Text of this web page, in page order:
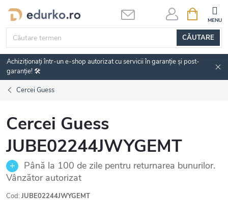
Treci
conținut
CĂUTARE
DE
Achiziționați într-un e-shop autorizat cu servicii în garanție și post-
garanție! 🛠️
Cercei Guess
Cercei Guess
JUBE02244JWYGEMT
Până la 100 de zile pentru returnarea bunurilor.
Vânzător autorizat
Cod: JUBE02244JWYGEMT